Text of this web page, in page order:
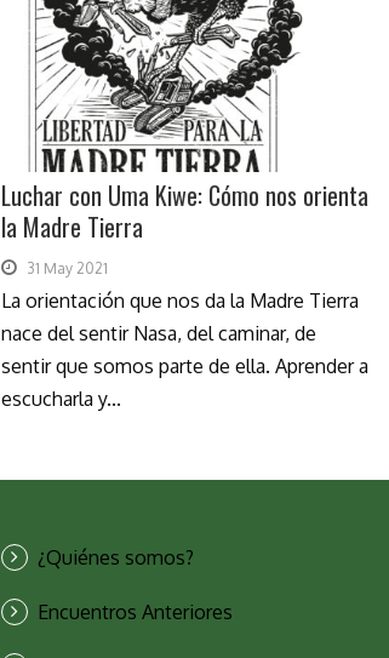
Luchar con Uma Kiwe: Cómo nos orienta
la Madre Tierra
31 May 2021
La orientación que nos da la Madre Tierra
nace del sentir Nasa, del caminar, de
sentir que somos parte de ella. Aprender a
escucharla y...
¿Quiénes somos?
Encuentros Anteriores